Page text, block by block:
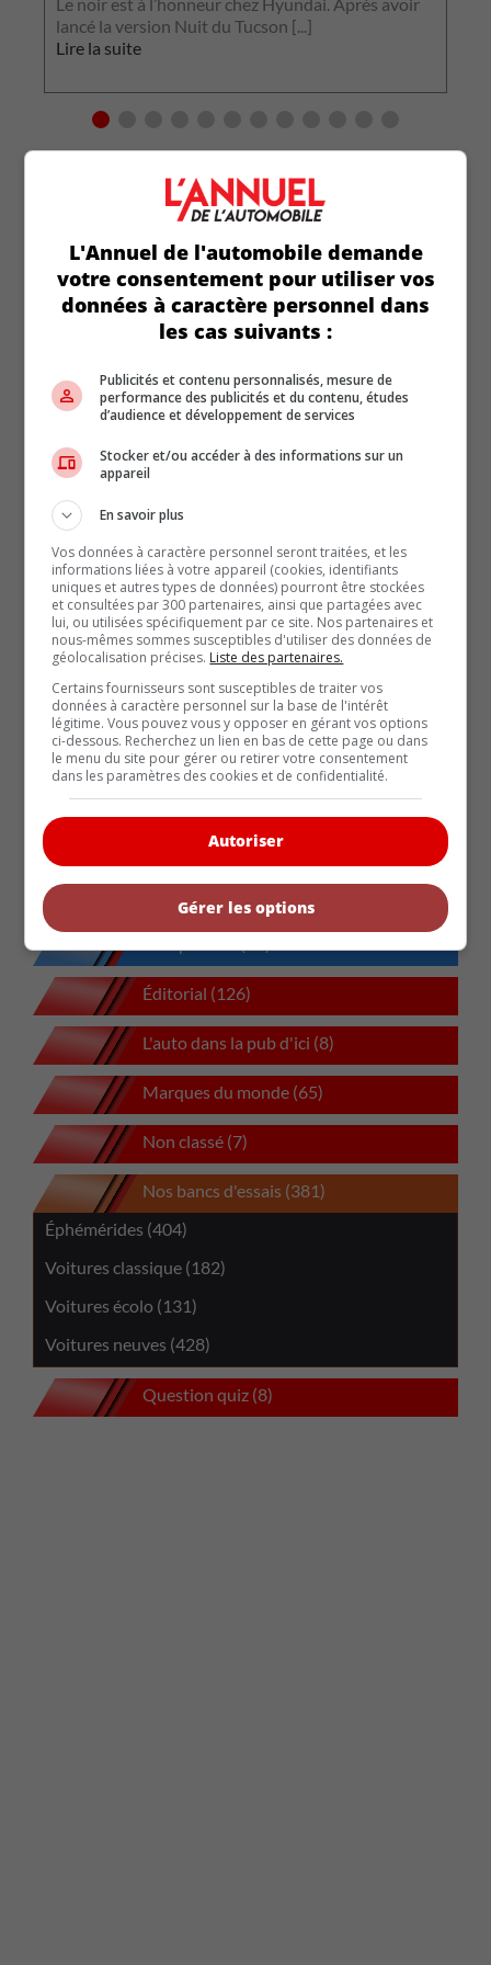
Les contenants d’aérosol
Nouvelle dotation haut de gamme « Nuit » pour les
Hyundai Palisade et Ioniq 9 2027
La Chevrolet Camaro reviendra en 2029 avec 4 portes
Holand Automotive rachète une partie du
portefeuille de John Scotti Leasing
Holand Automotive rachète une partie du
portefeuille de John Scotti Leasing
Actualités (5867)
Biographie (21)
Éditorial (126)
L'auto dans la pub d'ici (8)
Marques du monde (65)
Non classé (7)
Nos bancs d'essais (381)
Éphémérides (404)
Voitures classique (182)
Voitures écolo (131)
Voitures neuves (428)
Question quiz (8)
lancé la version Nuit du Tucson [...]
Lire la suite
L'Annuel de l'automobile demande
votre consentement pour utiliser vos
données à caractère personnel dans
les cas suivants :
Publicités et contenu personnalisés, mesure de
performance des publicités et du contenu, études
d’audience et développement de services
Stocker et/ou accéder à des informations sur un
appareil
En savoir plus
Vos données à caractère personnel seront traitées, et les
informations liées à votre appareil (cookies, identifiants
uniques et autres types de données) pourront être stockées
et consultées par 300 partenaires, ainsi que partagées avec
lui, ou utilisées spécifiquement par ce site. Nos partenaires et
nous-mêmes sommes susceptibles d'utiliser des données de
géolocalisation précises. Liste des partenaires.
Certains fournisseurs sont susceptibles de traiter vos
données à caractère personnel sur la base de l'intérêt
légitime. Vous pouvez vous y opposer en gérant vos options
ci-dessous. Recherchez un lien en bas de cette page ou dans
le menu du site pour gérer ou retirer votre consentement
dans les paramètres des cookies et de confidentialité.
Autoriser
Gérer les options